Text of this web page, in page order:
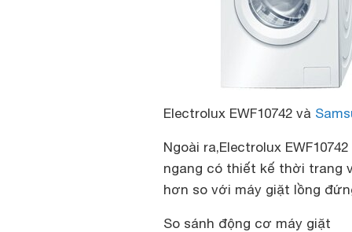
Electrolux EWF10742 và
Ngoài ra,Electrolux
ngang có thiết kế thời trang
hơn so với máy giặt lồng
So sánh động cơ máy giặt